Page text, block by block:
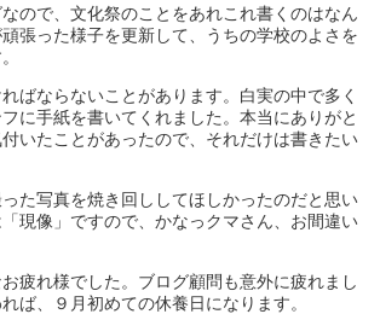
ので、文化祭のことをあれこれ書くのはなん
張った様子を更新して、うちの学校のよさを
ばならないことがあります。白実の中で多く
に手紙を書いてくれました。本当にありがと
いたことがあったので、それだけは書きたい
た写真を焼き回ししてほしかったのだと思い
現像」ですので、かなっクマさん、お間違い
疲れ様でした。ブログ顧問も意外に疲れまし
ば、９月初めての休養日になります。